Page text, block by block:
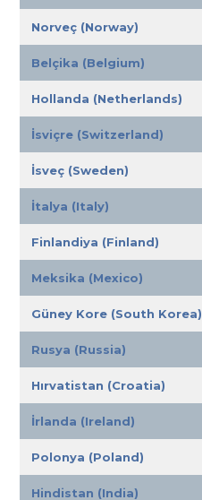
Norveç (Norway)
Belçika (Belgium)
Hollanda (Netherlands)
İsviçre (Switzerland)
İsveç (Sweden)
İtalya (Italy)
Finlandiya (Finland)
Meksika (Mexico)
Güney Kore (South Korea)
Rusya (Russia)
Hırvatistan (Croatia)
İrlanda (Ireland)
Polonya (Poland)
Hindistan (India)